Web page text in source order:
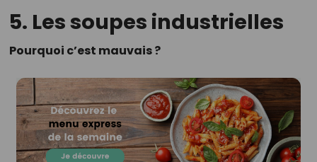
5. Les soupes industrielles
Pourquoi c’est mauvais ?